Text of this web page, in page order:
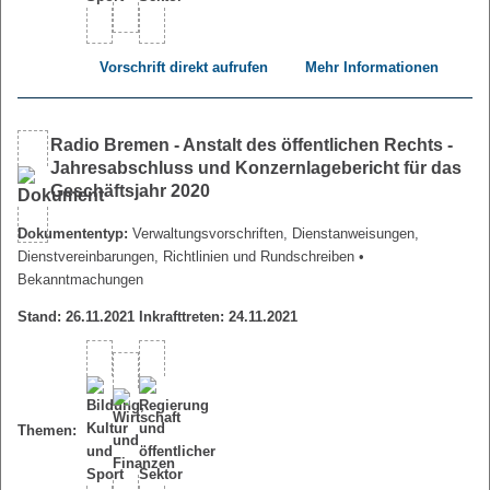
Vorschrift direkt aufrufen Mehr Informationen
Radio Bremen - Anstalt des öffentlichen Rechts -
Jahresabschluss und Konzernlagebericht für das
Geschäftsjahr 2020
Dokumententyp: Verwaltungsvorschriften, Dienstanweisungen,
Dienstvereinbarungen, Richtlinien und Rundschreiben •
Bekanntmachungen
Stand: 26.11.2021 Inkrafttreten: 24.11.2021
Themen: